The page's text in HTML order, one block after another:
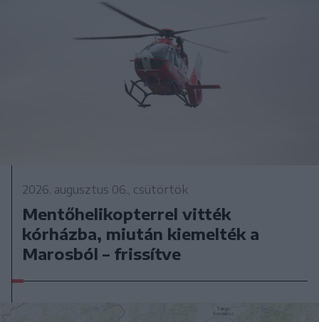
2026. augusztus 06., csütörtök
Mentőhelikopterrel vitték
kórházba, miután kiemelték a
Marosból – frissítve